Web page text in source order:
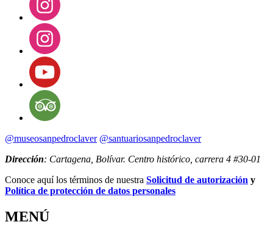
@museosanpedroclaver @santuariosanpedroclaver
Dirección: Cartagena, Bolívar. Centro histórico, carrera 4 #30-01
Conoce aquí los términos de nuestra Solicitud de autorización y
Política de protección de datos personales
MENÚ